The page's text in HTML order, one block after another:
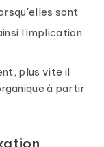
sont
l'implication
plus vite il
à partir